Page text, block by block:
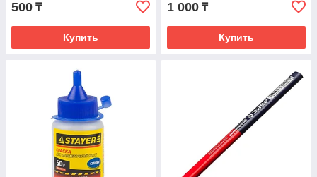
500 ₸
Купить
1 000 ₸
Купить